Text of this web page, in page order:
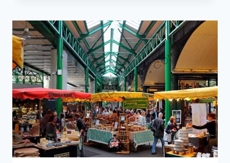
2026
ГОДУ:
КУДА
ЕХАТЬ,
КОГДА
И
ЗАЧЕМ